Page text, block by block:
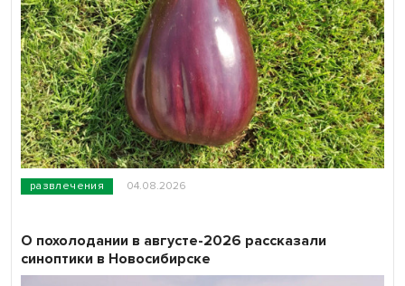
развлечения 04.08.2026
О похолодании в августе-2026 рассказали
синоптики в Новосибирске